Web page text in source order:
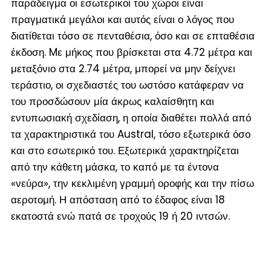
πραγματικά μεγάλοι και αυτός είναι ο λόγος που
διατίθεται τόσο σε πενταθέσια, όσο και σε επταθέσια
έκδοση. Mε μήκος που βρίσκεται στα 4.72 μέτρα και
μεταξόνιο στα 2.74 μέτρα, μπορεί να μην δείχνει
τεράστιο, οι σχεδιαστές του ωστόσο κατάφεραν να
του προσδώσουν μία άκρως καλαίσθητη και
εντυπωσιακή σχεδίαση, η οποία διαθέτει πολλά από
τα χαρακτηριστικά του Austral, τόσο εξωτερικά όσο
και στο εσωτερικό του. Εξωτερικά χαρακτηρίζεται
από την κάθετη μάσκα, το καπό με τα έντονα
«νεύρα», την κεκλιμένη γραμμή οροφής και την πίσω
αεροτομή. Η απόσταση από το έδαφος είναι 18
εκατοστά ενώ πατά σε τροχούς 19 ή 20 ιντσών.